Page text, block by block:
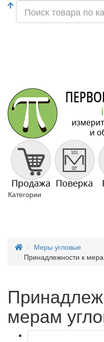
Категории
Меры угловые
Принадлежности к
мерам